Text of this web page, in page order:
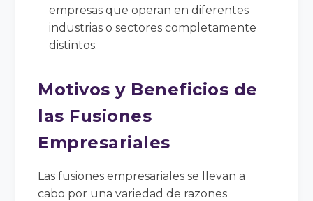
empresas que operan en diferentes
industrias o sectores completamente
distintos.
Motivos y Beneficios de
las Fusiones
Empresariales
Las fusiones empresariales se llevan a
cabo por una variedad de razones